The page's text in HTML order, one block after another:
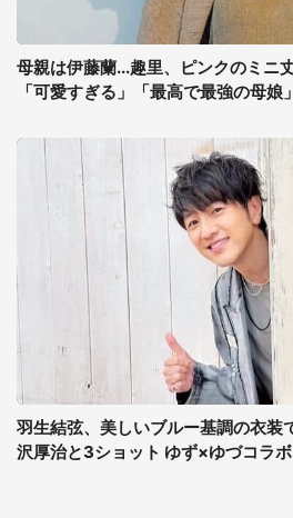
母親は伊藤蘭...趣里、ピンクのミニ
「可愛すぎる」「最高で最強の母娘」
羽生結弦、美しいブルー基調の衣装
沢厚治と3ショット ゆず×ゆづコラ